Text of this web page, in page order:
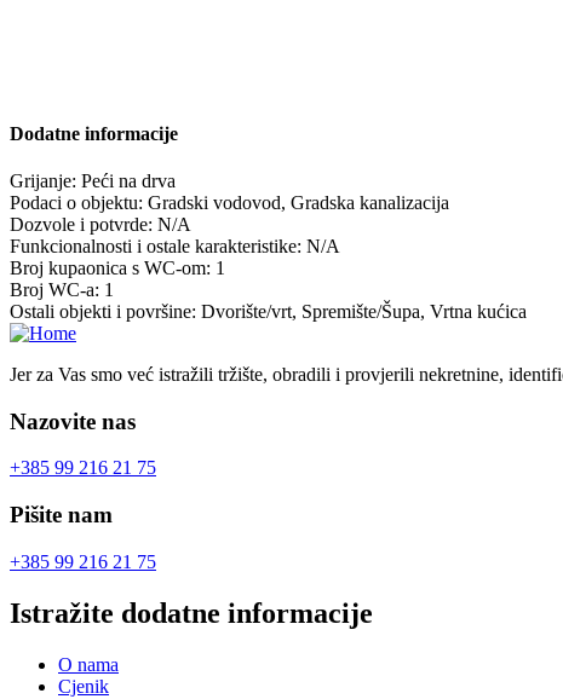
Dodatne informacije
Grijanje: Peći na drva
Podaci o objektu: Gradski vodovod, Gradska kanalizacija
Dozvole i potvrde: N/A
Funkcionalnosti i ostale karakteristike: N/A
Broj kupaonica s WC-om: 1
Broj WC-a: 1
Ostali objekti i površine: Dvorište/vrt, Spremište/Šupa, Vrtna kućica
Jer za Vas smo već istražili tržište, obradili i provjerili nekretnine,
Nazovite nas
+385 99 216 21 75
Pišite nam
+385 99 216 21 75
Istražite dodatne informacije
O nama
Cjenik